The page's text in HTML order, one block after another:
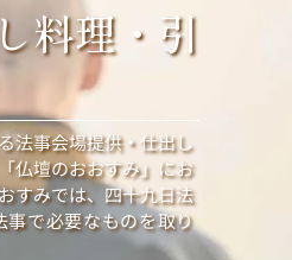
料理・引
法事会場提供・仕出し
仏壇のおおすみ」にお
すみでは、四十九日法
事で必要なものを取り